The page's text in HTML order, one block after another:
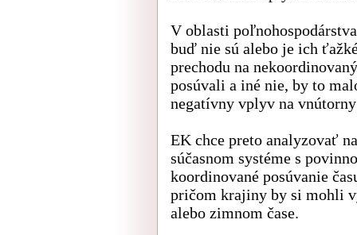
V oblasti
buď nie sú alebo je ich
prechodu na
posúvali a iné nie, by to
negatívny vplyv na
EK chce preto analyzovať
súčasnom systéme s
koordinované posúvanie
pričom krajiny by si mohli
alebo zimnom čase.